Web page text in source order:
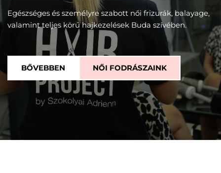
Egészséges és személyre szabott női frizurák, balayage,
valamint teljes körű hajkezelések Buda szívében.
BŐVEBBEN NŐI FODRÁSZAINK